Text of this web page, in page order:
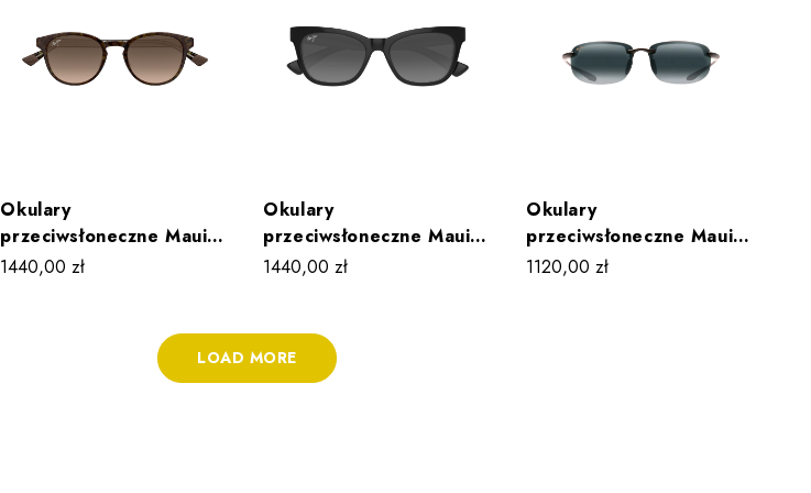
Okulary
przeciwsłoneczne Maui
Jim HIEHIE MJ0636S 002
1440,00zł
Okulary
przeciwsłoneczne Maui
Jim HIWAHIWA MJ0689S
1440,00zł
Okulary
przeciwsłoneczne Maui
Jim HO’OKIPA MJ0407S
1120,00zł
LOAD MORE